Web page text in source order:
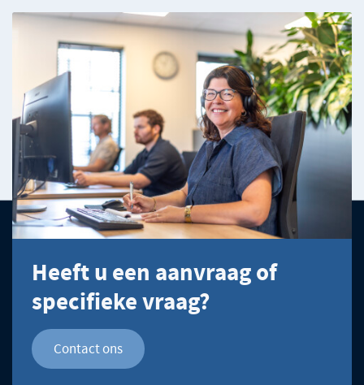
Heeft u een aanvraag of
specifieke vraag?
Contact ons